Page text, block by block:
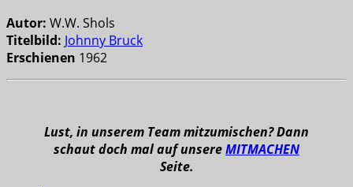
Autor: W.W. Shols
Titelbild: Johnny Bruck
Erschienen 1962
Lust, in unserem Team mitzumischen? Dann
schaut doch mal auf unsereMITMACHEN
Seite.